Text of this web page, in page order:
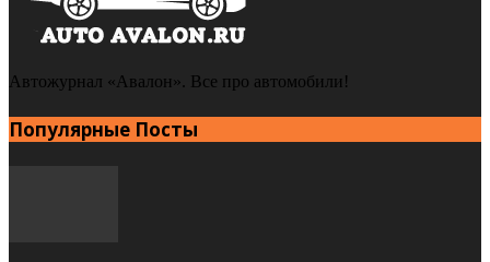
Автожурнал «Авалон». Все про автомобили!
Популярные Посты